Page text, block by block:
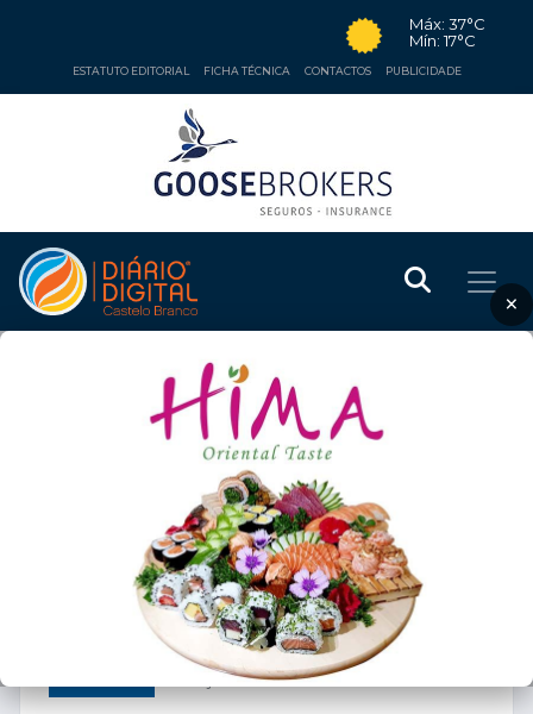
Máx: 37°C
Mín: 17°C
ESTATUTO EDITORIAL FICHA TÉCNICA CONTACTOS PUBLICIDADE
×
8 de julho de 2026